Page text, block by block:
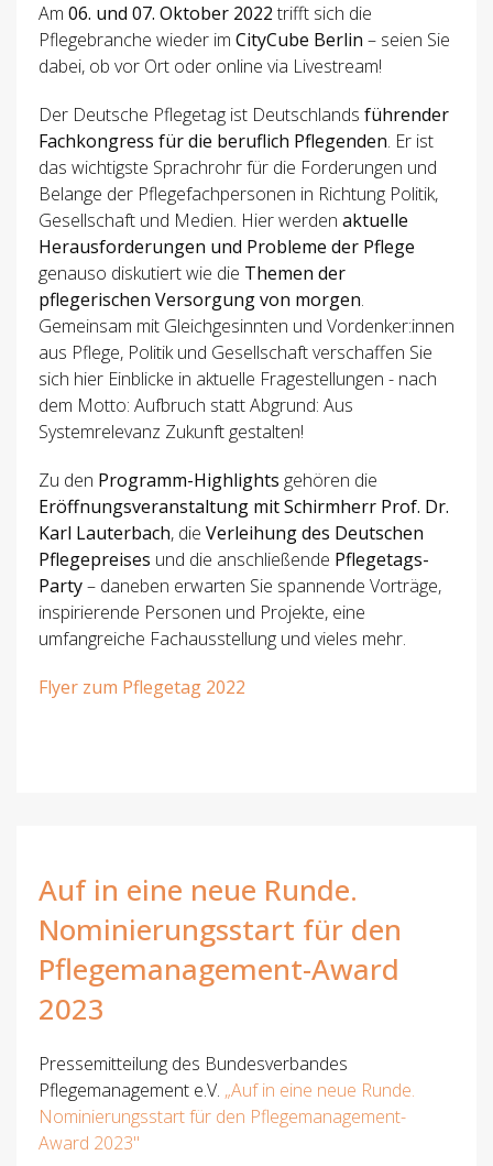
Am 06. und 07. Oktober 2022 trifft sich die
Pflegebranche wieder im CityCube Berlin – seien Sie
dabei, ob vor Ort oder online via Livestream!
Der Deutsche Pflegetag ist Deutschlands führender
Fachkongress für die beruflich Pflegenden. Er ist
das wichtigste Sprachrohr für die Forderungen und
Belange der Pflegefachpersonen in Richtung Politik,
Gesellschaft und Medien. Hier werden aktuelle
Herausforderungen und Probleme der Pflege
genauso diskutiert wie die Themen der
pflegerischen Versorgung von morgen.
Gemeinsam mit Gleichgesinnten und Vordenker:innen
aus Pflege, Politik und Gesellschaft verschaffen Sie
sich hier Einblicke in aktuelle Fragestellungen - nach
dem Motto: Aufbruch statt Abgrund: Aus
Systemrelevanz Zukunft gestalten!
Zu den Programm-Highlights gehören die
Eröffnungsveranstaltung mit Schirmherr Prof. Dr.
Karl Lauterbach, die Verleihung des Deutschen
Pflegepreises und die anschließende Pflegetags-
Party– daneben erwarten Sie spannende Vorträge,
inspirierende Personen und Projekte, eine
umfangreiche Fachausstellung und vieles mehr.
Flyer zum Pflegetag 2022
Auf in eine neue Runde.
Nominierungsstart für den
Pflegemanagement-Award
2023
Pressemitteilung des Bundesverbandes
Pflegemanagement e.V. „Auf in eine neue Runde.
Nominierungsstart für den Pflegemanagement-
Award 2023"